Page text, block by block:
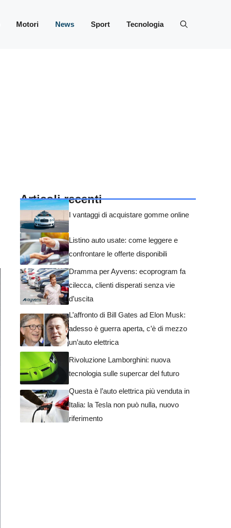
Motori News Sport Tecnologia
Articoli recenti
I vantaggi di acquistare gomme online
Listino auto usate: come leggere e
confrontare le offerte disponibili
Dramma per Ayvens: ecoprogram fa
cilecca, clienti disperati senza vie
d’uscita
L’affronto di Bill Gates ad Elon Musk:
adesso è guerra aperta, c’è di mezzo
un’auto elettrica
Rivoluzione Lamborghini: nuova
tecnologia sulle supercar del futuro
Questa è l’auto elettrica più venduta in
Italia: la Tesla non può nulla, nuovo
riferimento